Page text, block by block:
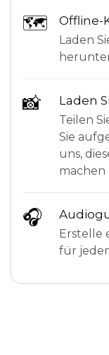
🗺 Offline-
Laden
📸 Laden
Teilen
Sie
uns,
machen
🎧
Erstelle
für